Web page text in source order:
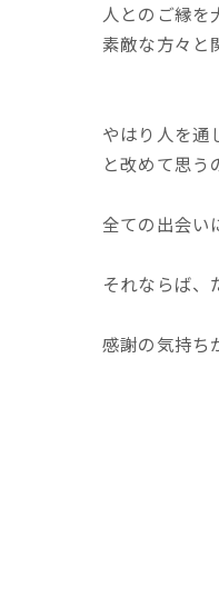
人とのご縁を
素敵な方々と
やはり人を通
と改めて思う
全ての出会い
それならば、
感謝の気持ち